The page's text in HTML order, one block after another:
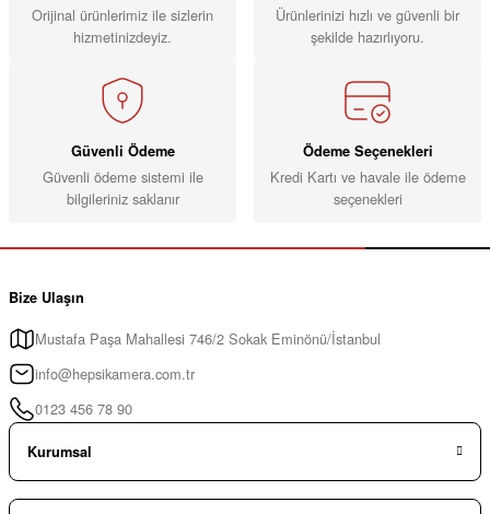
Orijinal ürünlerimiz ile sizlerin
hizmetinizdeyiz.
Ürünlerinizi hızlı ve güvenli bir
şekilde hazırlıyoru.
Güvenli Ödeme
Güvenli ödeme sistemi ile
bilgileriniz saklanır
Ödeme Seçenekleri
Kredi Kartı ve havale ile ödeme
seçenekleri
Bize Ulaşın
Mustafa Paşa Mahallesi 746/2 Sokak Eminönü/İstanbul
info@hepsikamera.com.tr
0123 456 78 90
Kurumsal